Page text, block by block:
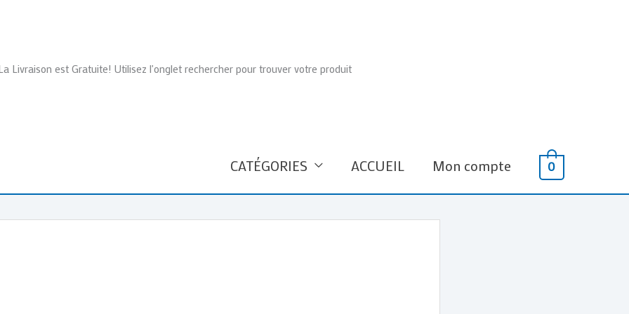
Livraison est Gratuite! Utilisez l'onglet rechercher pour trouver votre produit
CATÉGORIES ACCUEIL Mon compte 0